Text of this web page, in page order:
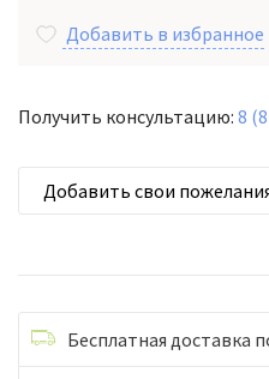
Добавить в избранное
Получить консультацию: 8
Добавить свои
Бесплатная доставка